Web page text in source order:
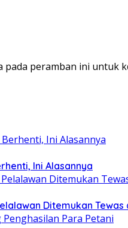
pada peramban ini untuk
Ini Alasannya
Ditemukan Tewas